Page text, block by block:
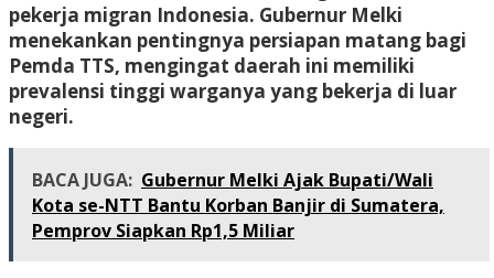
pekerja migran Indonesia. Gubernur Melki
menekankan pentingnya persiapan matang bagi
Pemda TTS, mengingat daerah ini memiliki
prevalensi tinggi warganya yang bekerja di luar
negeri.
BACA JUGA: Gubernur Melki Ajak Bupati/Wali
Kota se-NTT Bantu Korban Banjir di Sumatera,
Pemprov Siapkan Rp1,5 Miliar